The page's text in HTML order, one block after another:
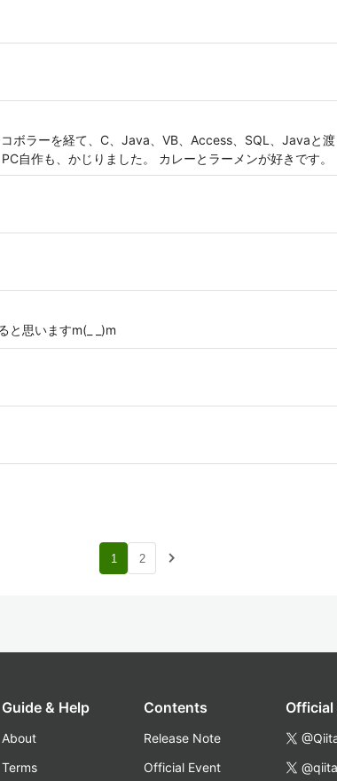
ボラーを経て、C、Java、VB、Access、SQL、Javaと
自作も、かじりました。 カレーとラーメンが好きです。
思いますm(_ _)m
1 2 navigate_next
Guide & Help
About
Terms
Contents
Release Note
Official Event